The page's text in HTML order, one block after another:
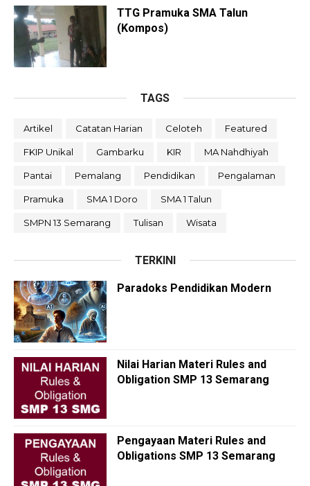
TTG Pramuka SMA Talun
(Kompos)
TAGS
Artikel Catatan Harian Celoteh Featured
FKIP Unikal Gambarku KIR MA Nahdhiyah
Pantai Pemalang Pendidikan Pengalaman
Pramuka SMA 1 Doro SMA 1 Talun
SMPN 13 Semarang Tulisan Wisata
TERKINI
Paradoks Pendidikan Modern
Nilai Harian Materi Rules and
Obligation SMP 13 Semarang
Pengayaan Materi Rules and
Obligations SMP 13 Semarang